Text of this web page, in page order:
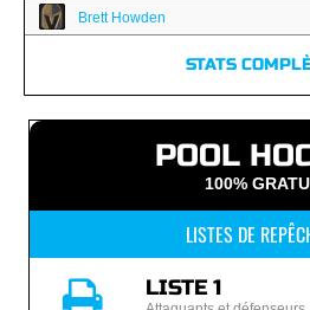
Brett Howden
STATS
POOL
100%
LISTES DE
LISTE 1